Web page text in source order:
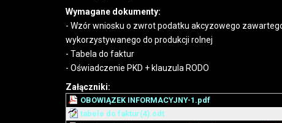
Wymagane dokumenty:
- Wzór wniosku o zwrot podatku akcyzowego
wykorzystywanego do produkcji rolnej
- Tabela do faktur
- Oświadczenie PKD + klauzula RODO
Załączniki:
OBOWIĄZEK INFORMACYJNY-1.pdf
tabele do faktur(4).odt